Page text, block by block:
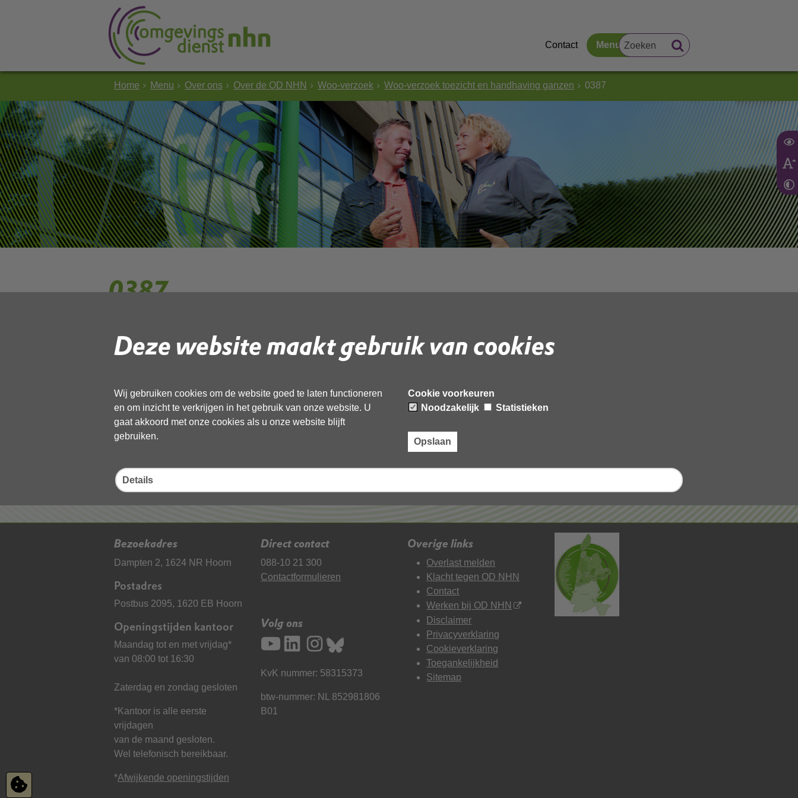
Deze website maakt gebruik van cookies
Wij gebruiken cookies om de website goed te laten functioneren
en om inzicht te verkrijgen in het gebruik van onze website. U
gaat akkoord met onze cookies als u onze website blijft
gebruiken.
Cookie voorkeuren
Noodzakelijk
Statistieken
Opslaan
Details
Contact Menu
Home Menu Over ons Over de OD NHN Woo-verzoek Woo-verzoek toezicht en handhaving ganzen 0387
0387
Gebruik de onderstaande link om het document te downloaden.
Deel deze pagina
Bezoekadres
Dampten 2, 1624 NR Hoorn
Postadres
Postbus 2095, 1620 EB Hoorn
Openingstijden kantoor
Maandag tot en met vrijdag*
van 08:00 tot 16:30
Zaterdag en zondag gesloten
*Kantoor is alle eerste
vrijdagen
van de maand gesloten.
Wel telefonisch bereikbaar.
*Afwijkende openingstijden
Direct contact
088-10 21 300
Contactformulieren
Volg ons
KvK nummer: 58315373
btw-nummer: NL 852981806
B01
Overige links
Overlast melden
Klacht tegen OD NHN
Contact
Werken bij OD NHN
Disclaimer
Privacyverklaring
Cookieverklaring
Toegankelijkheid
Sitemap